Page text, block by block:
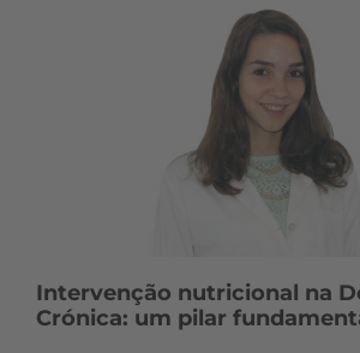
Intervenção nutricional na
Crónica: um pilar